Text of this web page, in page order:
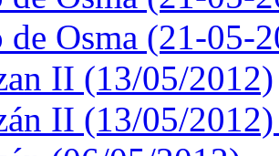
de Osma (21-05-
II (13/05/2012)
II (13/05/